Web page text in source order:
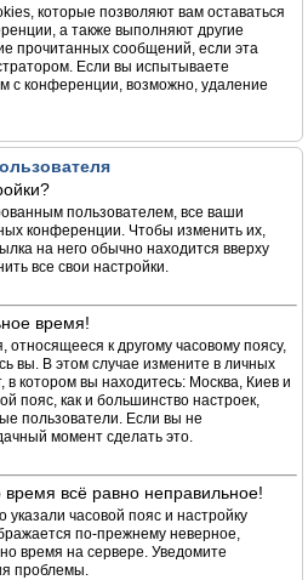
которые позволяют вам оставаться
а также выполняют другие
прочитанных сообщений, если эта
Если вы испытываете
с конференции, возможно, удаление
пользователем, все ваши
конференции. Чтобы изменить их,
на него обычно находится вверху
все свои настройки.
время!
к другому часовому поясу,
вы. В этом случае измените в личных
в котором вы находитесь: Москва, Киев и
пояс, как и большинство настроек,
пользователи. Если вы не
момент сделать это.
всё равно неправильное!
часовой пояс и настройку
по-прежнему неверное,
время на сервере. Уведомите
проблемы.